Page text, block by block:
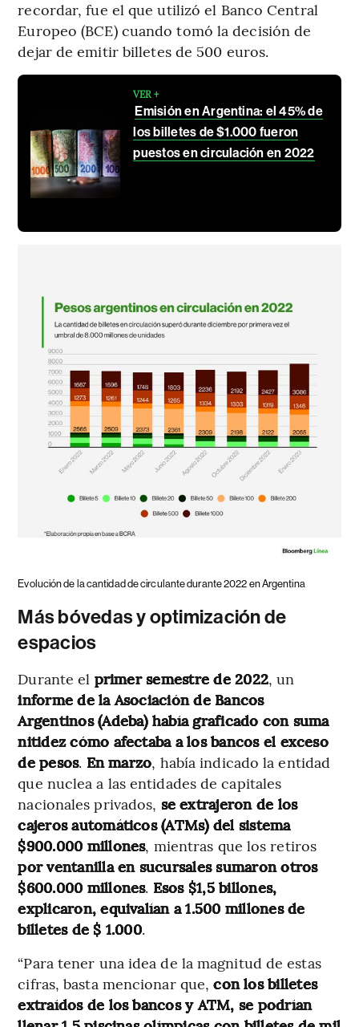
recordar, fue el que utilizó el Banco Central
Europeo (BCE) cuando tomó la decisión de
dejar de emitir billetes de 500 euros.
VER +
Emisión en Argentina: el 45% de
los billetes de $1.000 fueron
puestos en circulación en 2022
Evolución de la cantidad de circulante durante 2022 en Argentina
Más bóvedas y optimización de
espacios
Durante el primer semestre de 2022, un
informe de la Asociación de Bancos
Argentinos (Adeba) había graficado con suma
nitidez cómo afectaba a los bancos el exceso
de pesos. En marzo, había indicado la entidad
que nuclea a las entidades de capitales
nacionales privados, se extrajeron de los
cajeros automáticos (ATMs) del sistema
$900.000 millones, mientras que los retiros
por ventanilla en sucursales sumaron otros
$600.000 millones. Esos $1,5 billones,
explicaron, equivalían a 1.500 millones de
billetes de $ 1.000.
“Para tener una idea de la magnitud de estas
cifras, basta mencionar que,con los billetes
extraídos de los bancos y ATM, se podrían